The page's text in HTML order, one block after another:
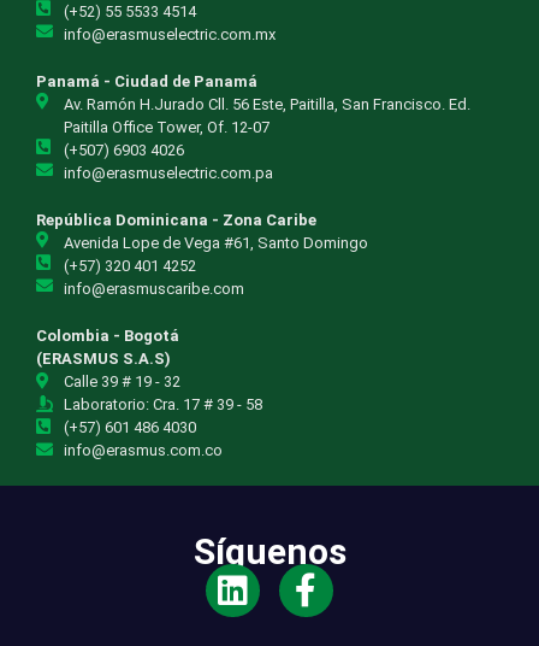
(+52) 55 5533 4514
info@erasmuselectric.com.mx
Panamá - Ciudad de Panamá
Av. Ramón H.Jurado Cll. 56 Este, Paitilla, San Francisco. Ed.
Paitilla Office Tower, Of. 12-07
(+507) 6903 4026
info@erasmuselectric.com.pa
República Dominicana - Zona Caribe
Avenida Lope de Vega #61, Santo Domingo
(+57) 320 401 4252
info@erasmuscaribe.com
Colombia - Bogotá
(ERASMUS S.A.S)
Calle 39 # 19 - 32
Laboratorio: Cra. 17 # 39 - 58
(+57) 601 486 4030
info@erasmus.com.co
Síguenos